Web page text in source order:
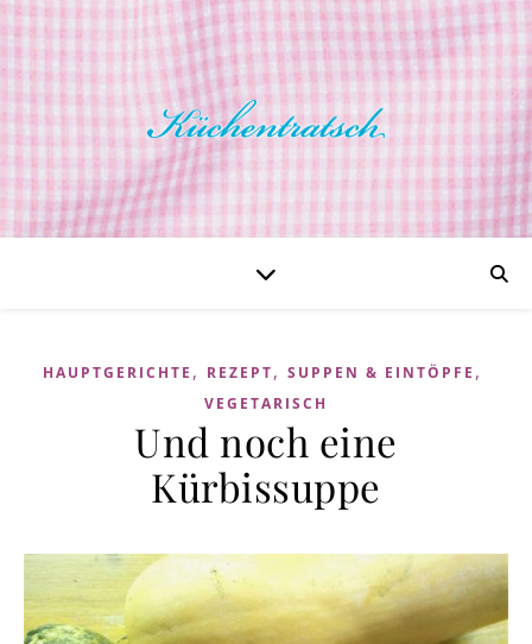
HAUPTGERICHTE , REZEPT, SUPPEN & EINTÖPFE ,
VEGETARISCH
Und noch eine
Kürbissuppe